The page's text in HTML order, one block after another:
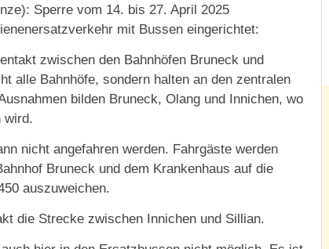
Sperre vom 14. bis 27. April 2025
mit Bussen eingerichtet:
zwischen den Bahnhöfen Bruneck und
alle Bahnhöfe, sondern halten an den zentralen
bilden Bruneck, Olang und Innichen, wo
wird.
nicht angefahren werden. Fahrgäste werden
Bruneck und dem Krankenhaus auf die
auszuweichen.
die Strecke zwischen Innichen und Sillian.